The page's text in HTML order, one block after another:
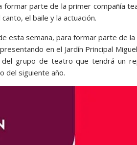
parte de la primer compañía
el baile y la actuación.
esta semana, para formar parte de
en el Jardín Principal
grupo de teatro que tendrá un
del siguiente año.